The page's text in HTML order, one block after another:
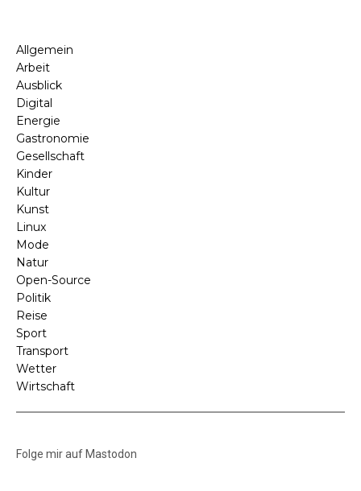
Allgemein
Arbeit
Ausblick
Digital
Energie
Gastronomie
Gesellschaft
Kinder
Kultur
Kunst
Linux
Mode
Natur
Open-Source
Politik
Reise
Sport
Transport
Wetter
Wirtschaft
Folge mir auf Mastodon